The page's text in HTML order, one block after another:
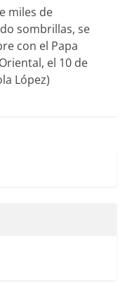
miles de
sombrillas, se
con el Papa
el 10 de
López)